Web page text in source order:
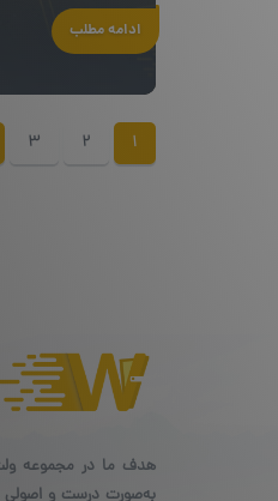
ادامه مطلب
1
2
3
هدف ما در مجموعه
به‌صورت درست و اصولی